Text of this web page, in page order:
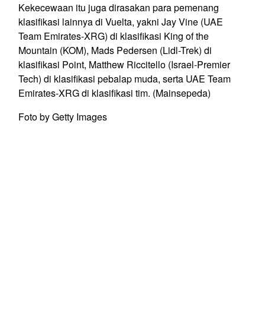
Kekecewaan itu juga dirasakan para pemenang
klasifikasi lainnya di Vuelta, yakni Jay Vine (UAE
Team Emirates-XRG) di klasifikasi King of the
Mountain (KOM), Mads Pedersen (Lidl-Trek) di
klasifikasi Point, Matthew Riccitello (Israel-Premier
Tech) di klasifikasi pebalap muda, serta UAE Team
Emirates-XRG di klasifikasi tim. (Mainsepeda)
Foto by Getty Images